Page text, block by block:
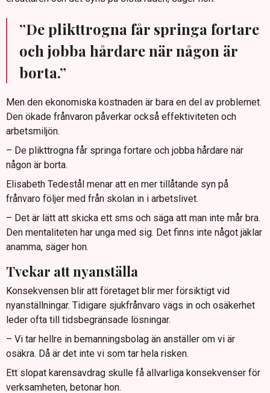
”De plikttrogna får springa fortare
och jobba hårdare när någon är
borta.”
Men den ekonomiska kostnaden är bara en del av problemet.
Den ökade frånvaron påverkar också effektiviteten och
arbetsmiljön.
– De plikttrogna får springa fortare och jobba hårdare när
någon är borta.
Elisabeth Tedestål menar att en mer tillåtande syn på
frånvaro följer med från skolan in i arbetslivet.
– Det är lätt att skicka ett sms och säga att man inte mår bra.
Den mentaliteten har unga med sig. Det finns inte något jäklar
anamma, säger hon.
Tvekar att nyanställa
Konsekvensen blir att företaget blir mer försiktigt vid
nyanställningar. Tidigare sjukfrånvaro vägs in och osäkerhet
leder ofta till tidsbegränsade lösningar.
– Vi tar hellre in bemanningsbolag än anställer om vi är
osäkra. Då är det inte vi som tar hela risken.
Ett slopat karensavdrag skulle få allvarliga konsekvenser för
verksamheten, betonar hon.